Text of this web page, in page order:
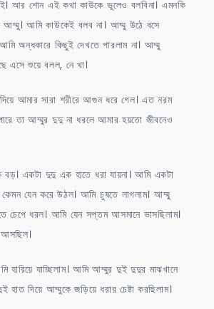
আর শোন এই কথা কাউকে ভুলেও বলবিনা। এমনকি
আমি কাউকেই বলব না। আম্মু উঠে বসে
অন্ধকারে কিছুই দেখতে পারলাম না। আম্মু
এসে শুয়ে বলল, নে খা।
আমার সারা শরীরে আগুন ধরে গেল। এত নরম
তা আম্মুর দুদু না ধরলে আমার হয়তো জীবনেও
একটা দুদু এক হাতে ধরা যায়না। আমি একটা
যেন করে উঠল। আমি চুষতে লাগলাম। আম্মু
চেপে ধরল। আমি যেন সপ্তম আসমানে ভাসছিলাম।
আসছিল।
হারিয়ে যাচ্ছিলাম। আমি আম্মুর দুই দুদুর মাঝখানে
হাত দিয়ে আম্মুকে জড়িয়ে ধরার চেষ্টা করছিলাম।